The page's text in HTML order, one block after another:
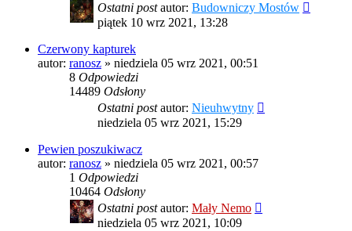
Ostatni postautor: Budowniczy Mostów
piątek 10 wrz 2021, 13:28
Czerwony kapturek
autor: ranosz » niedziela 05 wrz 2021, 00:51
8 Odpowiedzi
14489 Odsłony
Ostatni postautor: Nieuhwytny
niedziela 05 wrz 2021, 15:29
Pewien poszukiwacz
autor: ranosz » niedziela 05 wrz 2021, 00:57
1 Odpowiedzi
10464 Odsłony
Ostatni postautor: Mały Nemo
niedziela 05 wrz 2021, 10:09